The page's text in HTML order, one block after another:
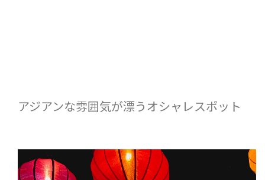
アジアンな雰囲気が漂うオシャレスポット